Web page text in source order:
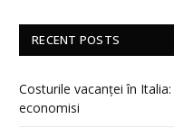
RECENT POSTS
Costurile vacanței în
economisi